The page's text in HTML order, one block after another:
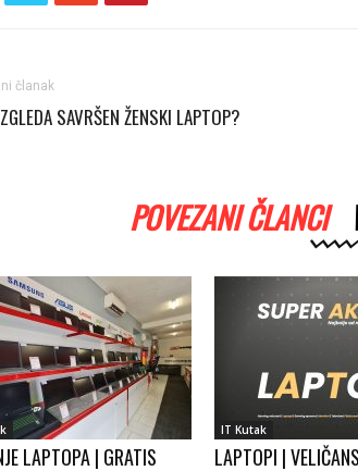
članak
SAVRŠEN ŽENSKI LAPTOP?
POVEZANI ČLANCI
LAPTOPA | GRATIS
IT Kutak
LAPTOPI |